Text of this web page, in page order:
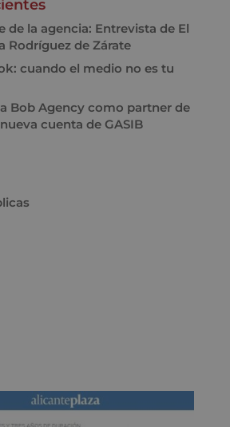
de la agencia: Entrevista de El
Rodríguez de Zárate
cuando el medio no es tu
Bob Agency como partner de
cuenta de GASIB